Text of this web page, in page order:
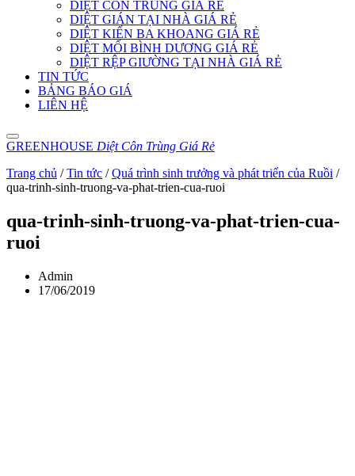
DIỆT CÔN TRÙNG GIÁ RẺ
DIỆT GIÁN TẠI NHÀ GIÁ RẺ
DIỆT KIẾN BA KHOANG GIÁ RẺ
DIỆT MỐI BÌNH DƯƠNG GIÁ RẺ
DIỆT RỆP GIƯỜNG TẠI NHÀ GIÁ RẺ
TIN TỨC
BẢNG BÁO GIÁ
LIÊN HỆ
GREENHOUSE Diệt Côn Trùng Giá Rẻ
Trang chủ /Tin tức /Quá trình sinh trưởng và phát triển của Ruồi /
qua-trinh-sinh-truong-va-phat-trien-cua-ruoi
qua-trinh-sinh-truong-va-phat-trien-cua-
ruoi
Admin
17/06/2019